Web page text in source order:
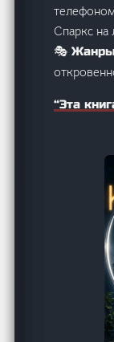
Спаркс на
🎭
“Эта